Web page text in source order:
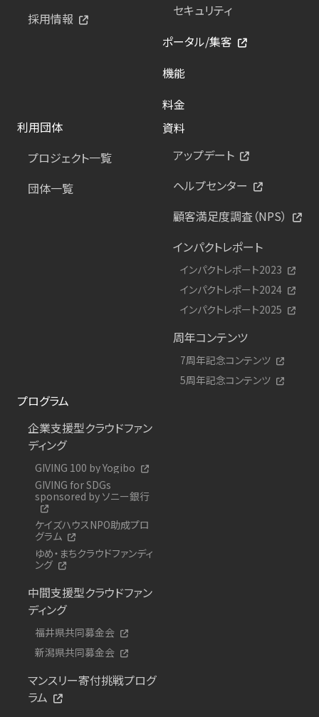
採用情報
セキュリティ
ポータル/集客
機能
料金
利用団体
プロジェクト一覧
団体一覧
資料
アップデート
ヘルプセンター
顧客満足度調査（NPS）
インパクトレポート
インパクトレポート2023
インパクトレポート2024
インパクトレポート2025
周年コンテンツ
7周年記念コンテンツ
5周年記念コンテンツ
プログラム
企業支援型クラウドファン
ディング
GIVING 100 by Yogibo
GIVING for SDGs
sponsored by ソニー銀行
ケイズハウスNPO助成プロ
グラム
ゆめ・まちクラウドファンディ
ング
中間支援型クラウドファン
ディング
福井県共同募金会
新潟県共同募金会
マンスリー寄付挑戦プログ
ラム